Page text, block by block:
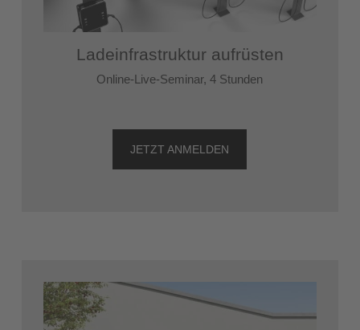
Ladeinfrastruktur aufrüsten
Online-Live-Seminar, 4 Stunden
JETZT ANMELDEN